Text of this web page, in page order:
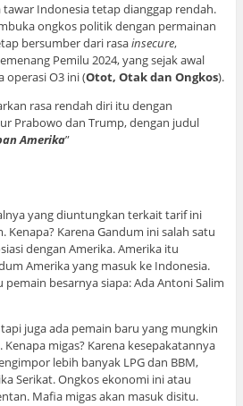
Indonesia tetap dianggap rendah.
ongkos politik dengan permainan
bersumber dari rasainsecure,
Pemilu 2024, yang sejak awal
operasi O3 ini (Otot, Otak dan Ongkos).
rasa rendah diri itu dengan
Prabowo dan Trump, dengan judul
Amerika”
yang diuntungkan terkait tarif ini
Kenapa? Karena Gandum ini salah satu
dengan Amerika. Amerika itu
Amerika yang masuk ke Indonesia.
besarnya siapa: Ada Antoni Salim
juga ada pemain baru yang mungkin
migas? Karena kesepakatannya
lebih banyak LPG dan BBM,
Serikat. Ongkos ekonomi ini atau
Mafia migas akan masuk disitu.